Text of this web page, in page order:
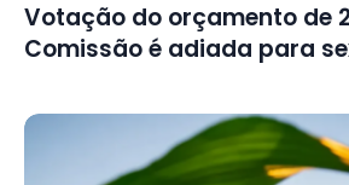
Votação do orçamento de
Comissão é adiada para